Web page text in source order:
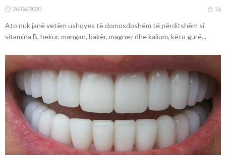
26/06/2020 76
Ato nuk janë vetëm ushqyes të domosdoshëm të përditshëm si
vitamina B, hekur, mangan, bakër, magnez dhe kalium, këto gurë...